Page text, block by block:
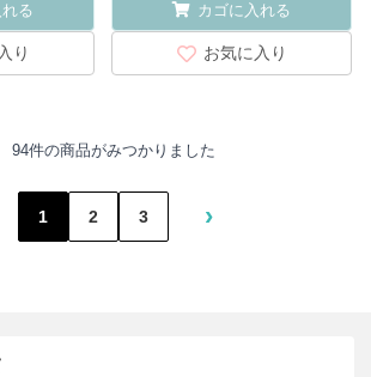
る
り
カゴに入れる
お気に入り
94件の商品がみつかりました
1 2 3 ›